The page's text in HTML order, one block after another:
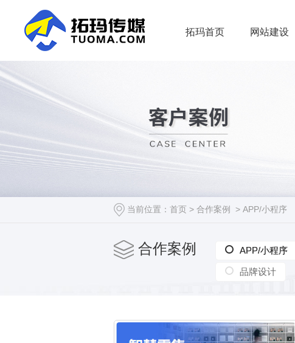
拓玛首页 网站建设
当前位置： 首页 > 合作案例 > APP/小程序
合作案例 APP/小程序
APP/小程序
品牌设计